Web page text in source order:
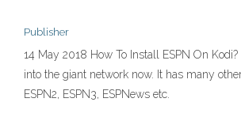
Publisher
14 May 2018 How To Install ESPN On
into the giant network now. It has many
ESPN2, ESPN3, ESPNews etc.